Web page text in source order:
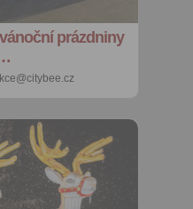
vánoční prázdniny